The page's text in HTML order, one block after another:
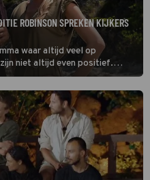
ROBINSON SPREKEN KIJKERS
waar altijd veel op
niet altijd even positief.
de afgelopen tijd zo heftig dat
daarop te reageren. We
de baksels uit Heel Holland